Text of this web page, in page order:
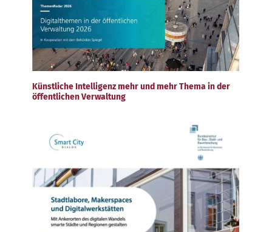
Künstliche Intelligenz mehr und mehr Thema in der
öffentlichen Verwaltung